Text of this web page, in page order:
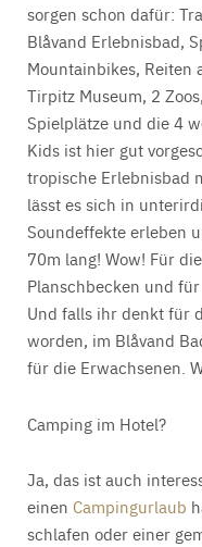
sorgen schon dafür:
Blåvand Erlebnisbad,
Mountainbikes, Reiten
Tirpitz Museum, 2
Spielplätze und die 4
Kids ist hier gut
tropische Erlebnisbad
lässt es sich in
Soundeffekte erleben
70m lang! Wow! Für
Planschbecken und
Und falls ihr denkt für
worden, im Blåvand
für die Erwachsenen.
Camping im Hotel?
Ja, das ist auch
einen Campingurlaub
schlafen oder einer